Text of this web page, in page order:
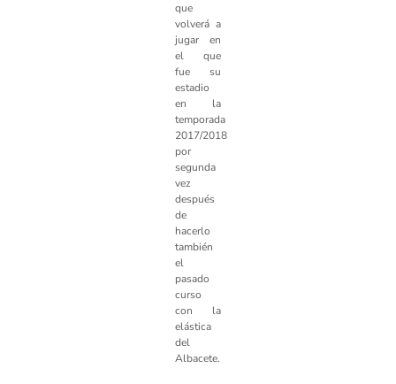
que
volverá a
jugar en
el que
fue su
estadio
en la
temporada
2017/2018
por
segunda
vez
después
de
hacerlo
también
el
pasado
curso
con la
elástica
del
Albacete.